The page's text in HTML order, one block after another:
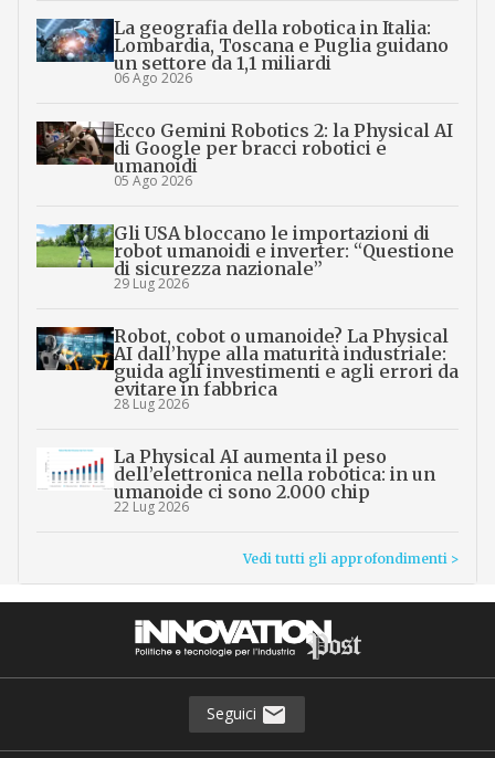
La geografia della robotica in Italia:
Lombardia, Toscana e Puglia guidano
un settore da 1,1 miliardi
06 Ago 2026
Ecco Gemini Robotics 2: la Physical AI
di Google per bracci robotici e
umanoidi
05 Ago 2026
Gli USA bloccano le importazioni di
robot umanoidi e inverter: “Questione
di sicurezza nazionale”
29 Lug 2026
Robot, cobot o umanoide? La Physical
AI dall’hype alla maturità industriale:
guida agli investimenti e agli errori da
evitare in fabbrica
28 Lug 2026
La Physical AI aumenta il peso
dell’elettronica nella robotica: in un
umanoide ci sono 2.000 chip
22 Lug 2026
Vedi tutti gli approfondimenti >
Seguici